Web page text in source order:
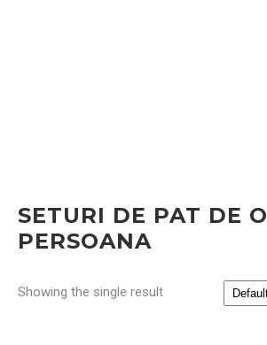
SETURI DE PAT DE O
PERSOANA
Showing the single result